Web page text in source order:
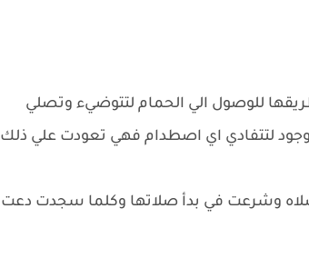
للوصول الي الحمام لتتوضيء وتصلي
لتتفادي اي اصطدام فهي تعودت علي ذلك
وشرعت في بدأ صلاتها وكلما سجدت دعت